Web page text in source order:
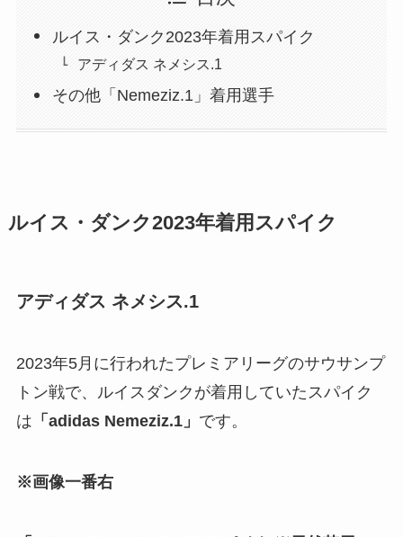
ルイス・ダンク2023年着用スパイク
アディダス ネメシス.1
その他「Nemeziz.1」着用選手
ルイス・ダンク2023年着用スパイク
アディダス ネメシス.1
2023年5月に行われたプレミアリーグのサウサンプ
トン戦で、ルイスダンクが着用していたスパイク
は 「adidas Nemeziz.1」 です。
※画像一番右